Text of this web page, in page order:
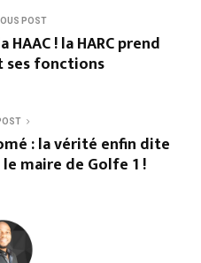
POST
! la HARC prend
fonctions
: la vérité enfin dite
maire de Golfe 1 !